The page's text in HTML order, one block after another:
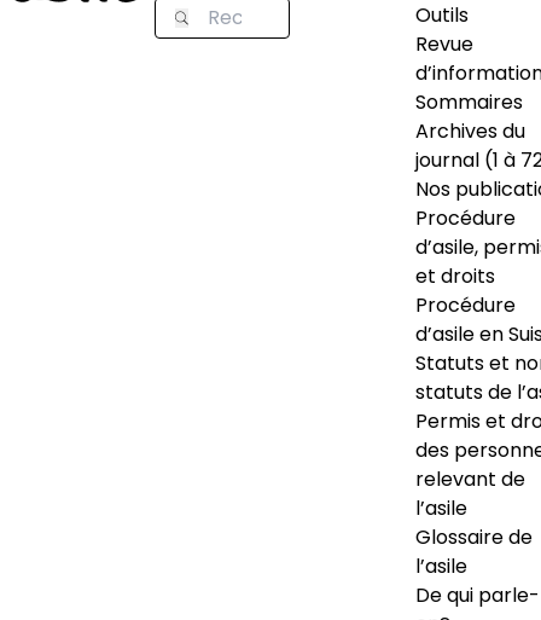
Outils
Revue
Sommaires
Archives du
journal (1 à
Nos
Procédure
d’asile,
et droits
Procédure
d’asile en
Statuts et
statuts de
Permis et
des
relevant de
l’asile
Glossaire de
l’asile
De qui